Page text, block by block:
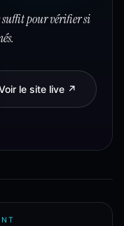
suffit pour vérifier si
le site live ↗